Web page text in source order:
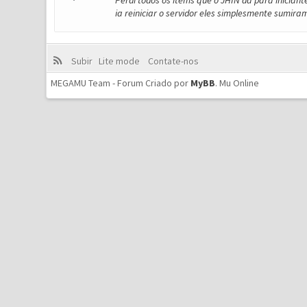
ia reiniciar o servidor eles simplesmente
Subir Lite mode
Contate-nos
MEGAMU Team - Forum Criado por MyBB.Mu Online